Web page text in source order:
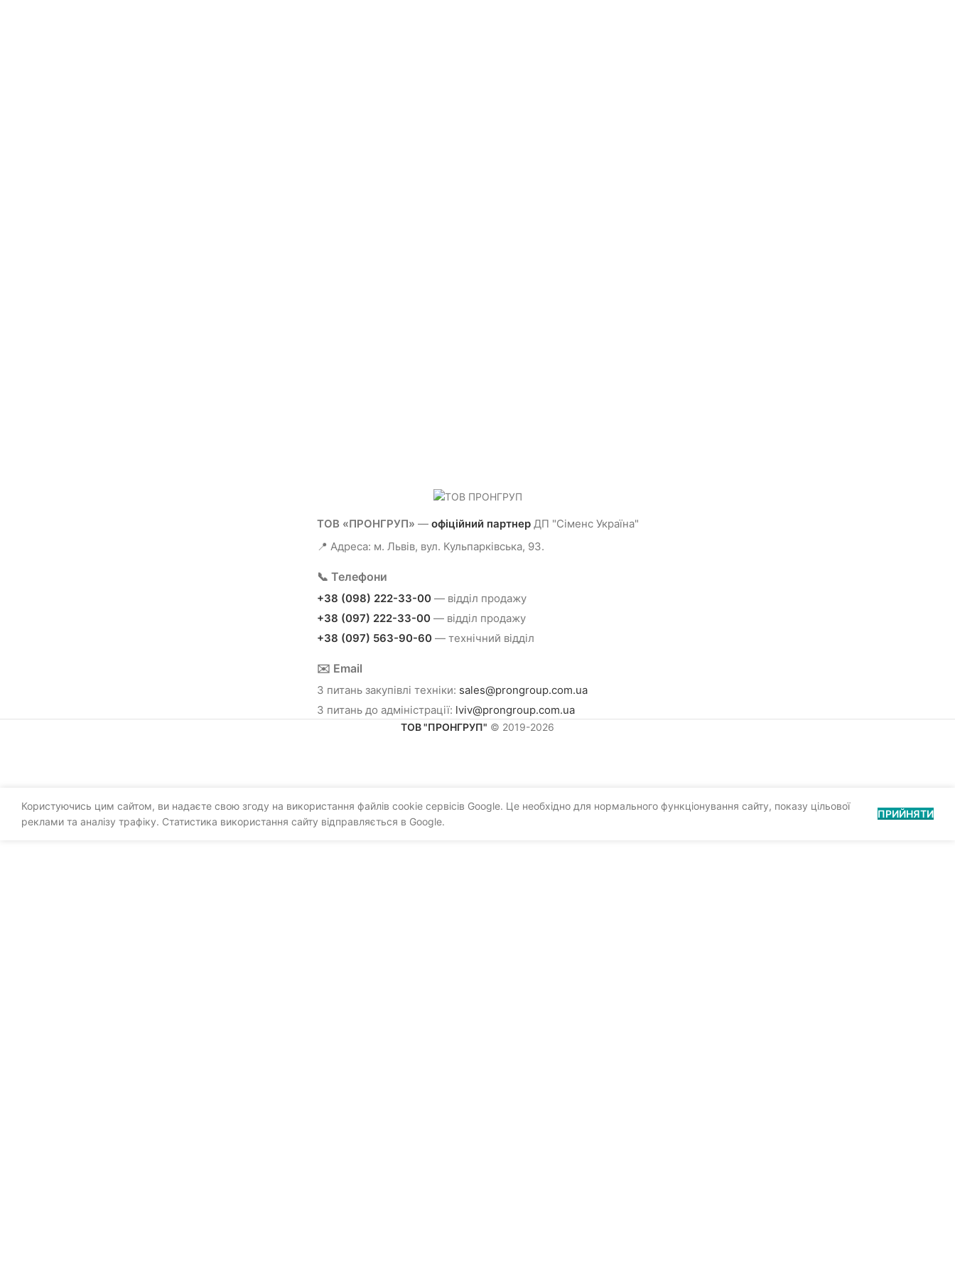
ТОВ «ПРОНГРУП» — офіційний партнерДП "Сіменс Україна"
📍 Адреса: м. Львів, вул. Кульпарківська, 93.
📞 Телефони
+38 (098) 222-33-00— відділ продажу
+38 (097) 222-33-00— відділ продажу
+38 (097) 563-90-60— технічний відділ
✉️ Email
З питань закупівлі техніки: sales@prongroup.com.ua
З питань до адміністрації: lviv@prongroup.com.ua
ТОВ "ПРОНГРУП" © 2019-2026
Користуючись цим сайтом, ви надаєте свою згоду на використання файлів cookie сервісів Google. Це необхідно для нормального функціонування сайту, показу цільової
реклами та аналізу трафіку. Статистика використання сайту відправляється в Google.
ПРИЙНЯТИ